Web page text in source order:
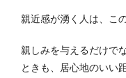
親近感が湧く人は、こ
親しみを与えるだけで
ときも、居心地のいい